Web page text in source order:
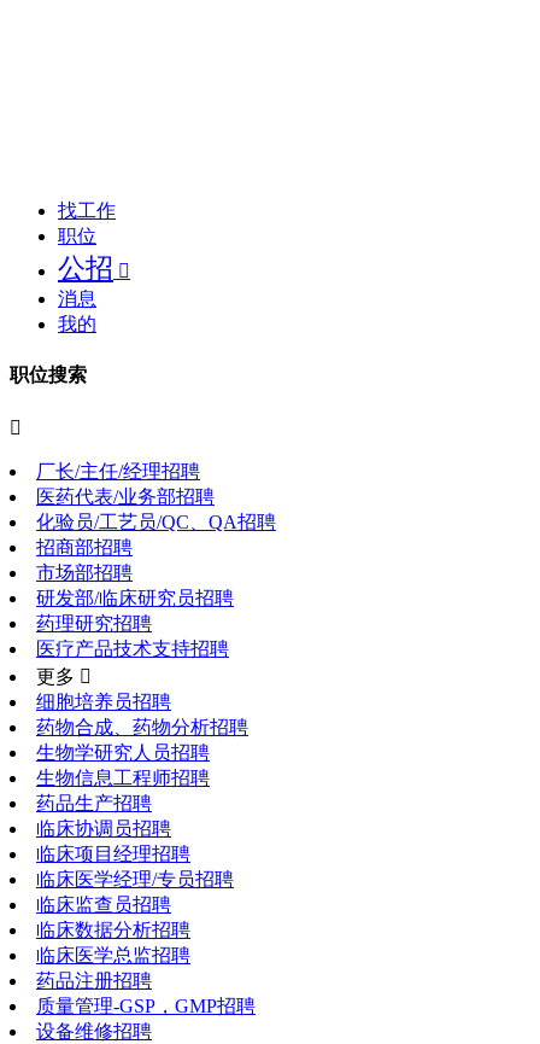
找工作
职位
公招 
消息
我的
职位搜索

厂长/主任/经理招聘
医药代表/业务部招聘
化验员/工艺员/QC、QA招聘
招商部招聘
市场部招聘
研发部/临床研究员招聘
药理研究招聘
医疗产品技术支持招聘
更多 
细胞培养员招聘
药物合成、药物分析招聘
生物学研究人员招聘
生物信息工程师招聘
药品生产招聘
临床协调员招聘
临床项目经理招聘
临床医学经理/专员招聘
临床监查员招聘
临床数据分析招聘
临床医学总监招聘
药品注册招聘
质量管理-GSP，GMP招聘
设备维修招聘